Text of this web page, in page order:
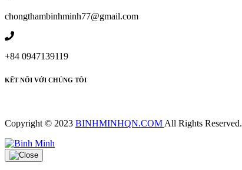
chongthambinhminh77@gmail.com
+84 0947139119
KẾT NỐI VỚI CHÚNG TÔI
Copyright © 2023 BINHMINHQN.COM All Rights Reserved.